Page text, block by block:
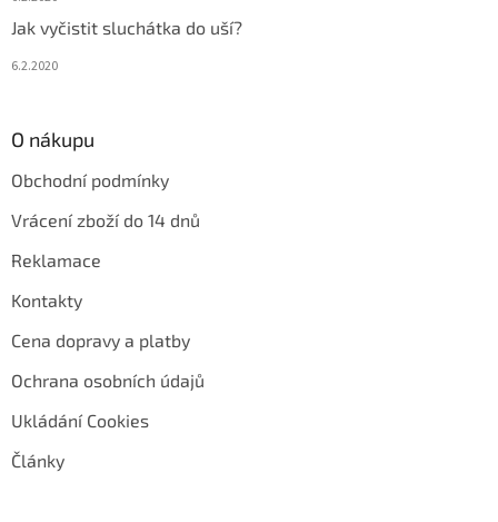
Jak vyčistit sluchátka do uší?
6.2.2020
O nákupu
Obchodní podmínky
Vrácení zboží do 14 dnů
Reklamace
Kontakty
Cena dopravy a platby
Ochrana osobních údajů
Ukládání Cookies
Články